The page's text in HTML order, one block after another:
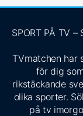
SPORT PÅ TV –
TVmatchen har
för dig
rikstäckande
olika sporter.
på tv